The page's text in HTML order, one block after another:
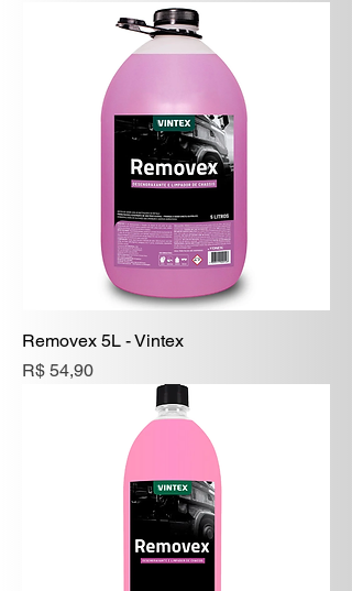
Removex 5L - Vintex
Preço
R$ 54,90